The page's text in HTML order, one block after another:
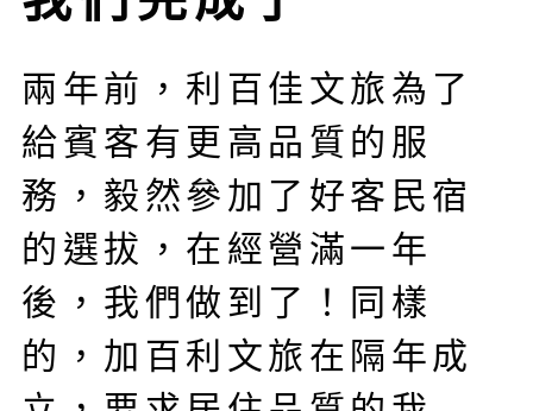
兩年前，利百佳文旅為了
給賓客有更高品質的服
務，毅然參加了好客民宿
的選拔，在經營滿一年
後，我們做到了！同樣
的，加百利文旅在隔年成